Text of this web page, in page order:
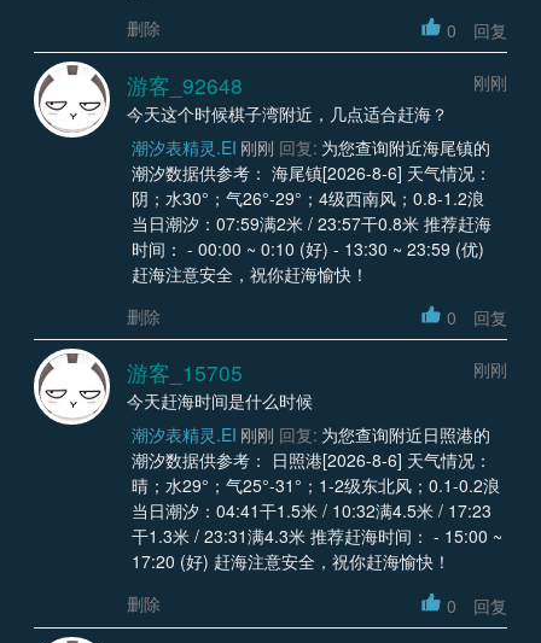
删除
0 回复
游客_92648
刚刚
今天这个时候棋子湾附近，几点适合赶海？
潮汐表精灵.EI 刚刚 回复: 为您查询附近海尾镇的
潮汐数据供参考： 海尾镇[2026-8-6] 天气情况：
阴；水30°；气26°-29°；4级西南风；0.8-1.2浪
当日潮汐：07:59满2米 / 23:57干0.8米 推荐赶海
时间： - 00:00 ~ 0:10 (好) - 13:30 ~ 23:59 (优)
赶海注意安全，祝你赶海愉快！
删除
0 回复
游客_15705
刚刚
今天赶海时间是什么时候
潮汐表精灵.EI 刚刚 回复: 为您查询附近日照港的
潮汐数据供参考： 日照港[2026-8-6] 天气情况：
晴；水29°；气25°-31°；1-2级东北风；0.1-0.2浪
当日潮汐：04:41干1.5米 / 10:32满4.5米 / 17:23
干1.3米 / 23:31满4.3米 推荐赶海时间： - 15:00 ~
17:20 (好) 赶海注意安全，祝你赶海愉快！
删除
0 回复